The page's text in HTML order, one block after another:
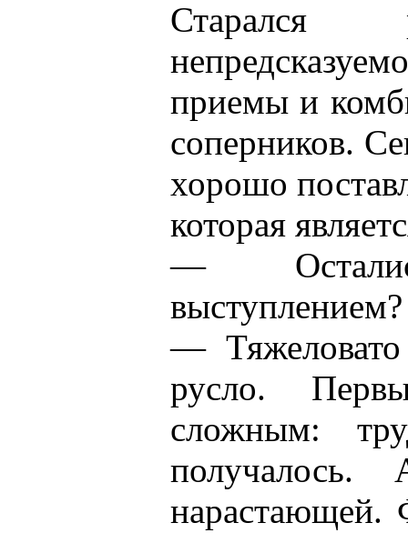
Старался
приемы и
соперников.
хорошо
которая
—
выступлением?
— Тяжеловато
русло.
сложным:
нарастающей.